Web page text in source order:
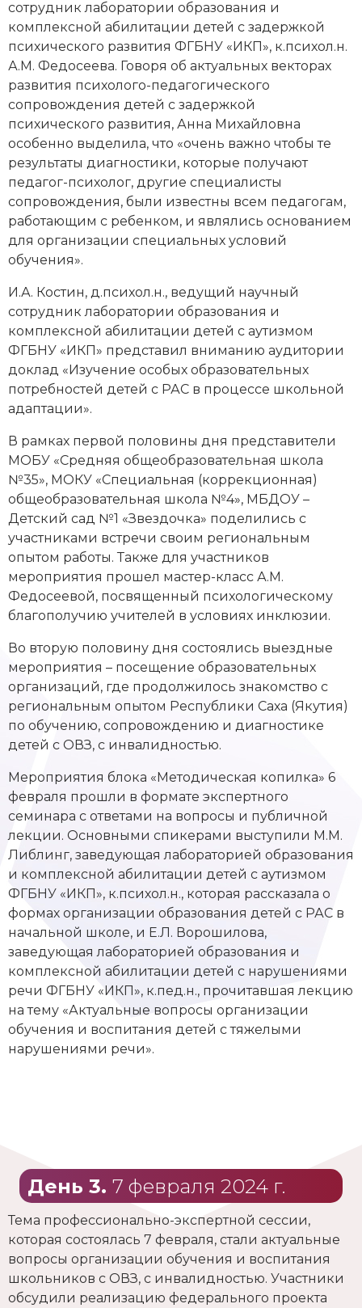
сотрудник лаборатории образования и
комплексной абилитации детей с задержкой
психического развития ФГБНУ «ИКП», к.психол.н.
А.М. Федосеева. Говоря об актуальных векторах
развития психолого-педагогического
сопровождения детей с задержкой
психического развития, Анна Михайловна
особенно выделила, что «очень важно чтобы те
результаты диагностики, которые получают
педагог-психолог, другие специалисты
сопровождения, были известны всем педагогам,
работающим с ребенком, и являлись основанием
для организации специальных условий
обучения».
И.А. Костин, д.психол.н., ведущий научный
сотрудник лаборатории образования и
комплексной абилитации детей с аутизмом
ФГБНУ «ИКП» представил вниманию аудитории
доклад «Изучение особых образовательных
потребностей детей с РАС в процессе школьной
адаптации».
В рамках первой половины дня представители
МОБУ «Средняя общеобразовательная школа
№35», МОКУ «Специальная (коррекционная)
общеобразовательная школа №4», МБДОУ –
Детский сад №1 «Звездочка» поделились с
участниками встречи своим региональным
опытом работы. Также для участников
мероприятия прошел мастер-класс А.М.
Федосеевой, посвященный психологическому
благополучию учителей в условиях инклюзии.
Во вторую половину дня состоялись выездные
мероприятия – посещение образовательных
организаций, где продолжилось знакомство с
региональным опытом Республики Саха (Якутия)
по обучению, сопровождению и диагностике
детей с ОВЗ, с инвалидностью.
Мероприятия блока «Методическая копилка» 6
февраля прошли в формате экспертного
семинара с ответами на вопросы и публичной
лекции. Основными спикерами выступили М.М.
Либлинг, заведующая лабораторией образования
и комплексной абилитации детей с аутизмом
ФГБНУ «ИКП», к.психол.н., которая рассказала о
формах организации образования детей с РАС в
начальной школе, и Е.Л. Ворошилова,
заведующая лабораторией образования и
комплексной абилитации детей с нарушениями
речи ФГБНУ «ИКП», к.пед.н., прочитавшая лекцию
на тему «Актуальные вопросы организации
обучения и воспитания детей с тяжелыми
нарушениями речи».
День 3. 7 февраля 2024 г.
Тема профессионально-экспертной сессии,
которая состоялась 7 февраля, стали актуальные
вопросы организации обучения и воспитания
школьников с ОВЗ, с инвалидностью. Участники
обсудили реализацию федерального проекта